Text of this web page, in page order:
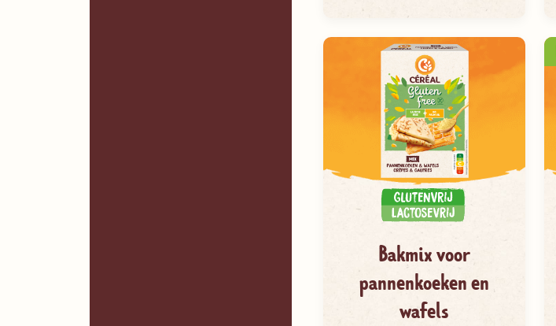
Bakmix voor
pannenkoeken en
wafels